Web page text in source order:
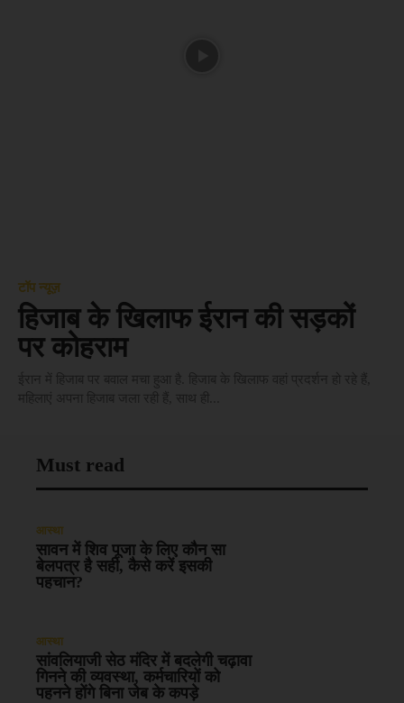
टॉप न्यूज़
हिजाब के खिलाफ ईरान की सड़कों
पर कोहराम
Must read
आस्था
सावन में शिव पूजा के लिए कौन सा
बेलपत्र है सही, कैसे करें इसकी
पहचान?
आस्था
सांवलियाजी सेठ मंदिर में बदलेगी चढ़ावा
गिनने की व्यवस्था, कर्मचारियों को
पहनने होंगे बिना जेब के कपड़े